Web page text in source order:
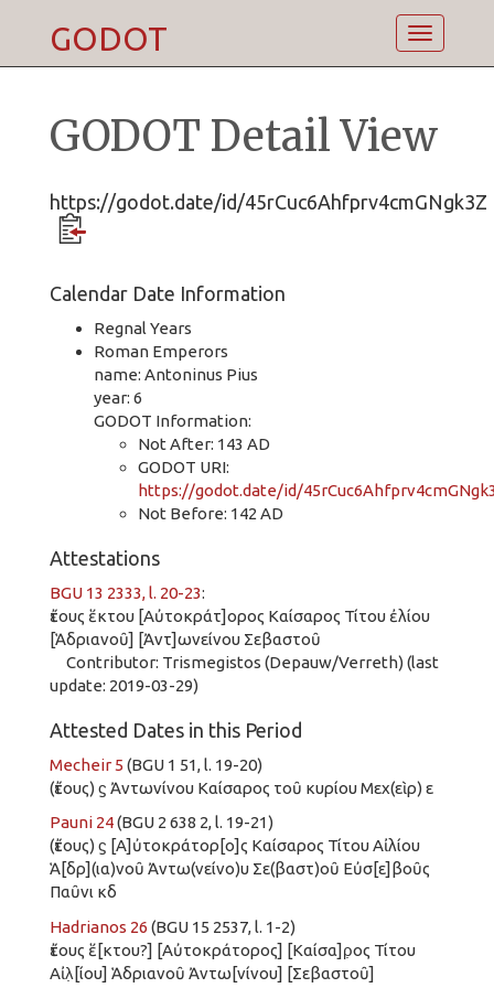
Toggle
GODOT
GODOT Detail View
https://godot.date/id/45rCuc6Ahfprv4cmGNgk3Z
Calendar Date Information
Regnal Years
Roman Emperors
name: Antoninus Pius
year: 6
GODOT Information:
Not After: 143 AD
GODOT URI:
https://godot.date/id/
Not Before: 142 AD
Attestations
BGU 13 2333, l. 20-23:
ἔτους ἕκτου [Αὐτοκράτ]ορος Καίσαρος Τίτου ἐλίου
[Ἁδριανοῦ] [Ἀντ]ωνείνου Σεβαστοῦ
Contributor: Trismegistos (Depauw/Verreth) (last
update: 2019-03-29)
Attested Dates in this Period
Mecheir 5 (BGU 1 51, l. 19-20)
(ἔτους) ϛ Ἀντωνίνου Καίσαρος τοῦ κυρίου Μεχ(εὶρ) ε
Pauni 24(BGU 2 638 2, l. 19-21)
(ἔτους) ϛ [Α]ὐτοκράτορ[ο]ς Καίσαρος Τίτου Αἰλίου
Ἁ[δρ](ια)νοῦ Ἀντω(νείνο)υ Σε(βαστ)οῦ Εὐσ[ε]βοῦς
Παῦνι κδ
Hadrianos 26 (BGU 15 2537, l. 1-2)
ἔτους ἕ[κτου?] [Αὐτοκράτορος] [Καίσα]ρ̣ος Τίτου
Αἰλ̣[ίου] Ἁδριανοῦ Ἀντω[νίνου] [Σεβαστοῦ]